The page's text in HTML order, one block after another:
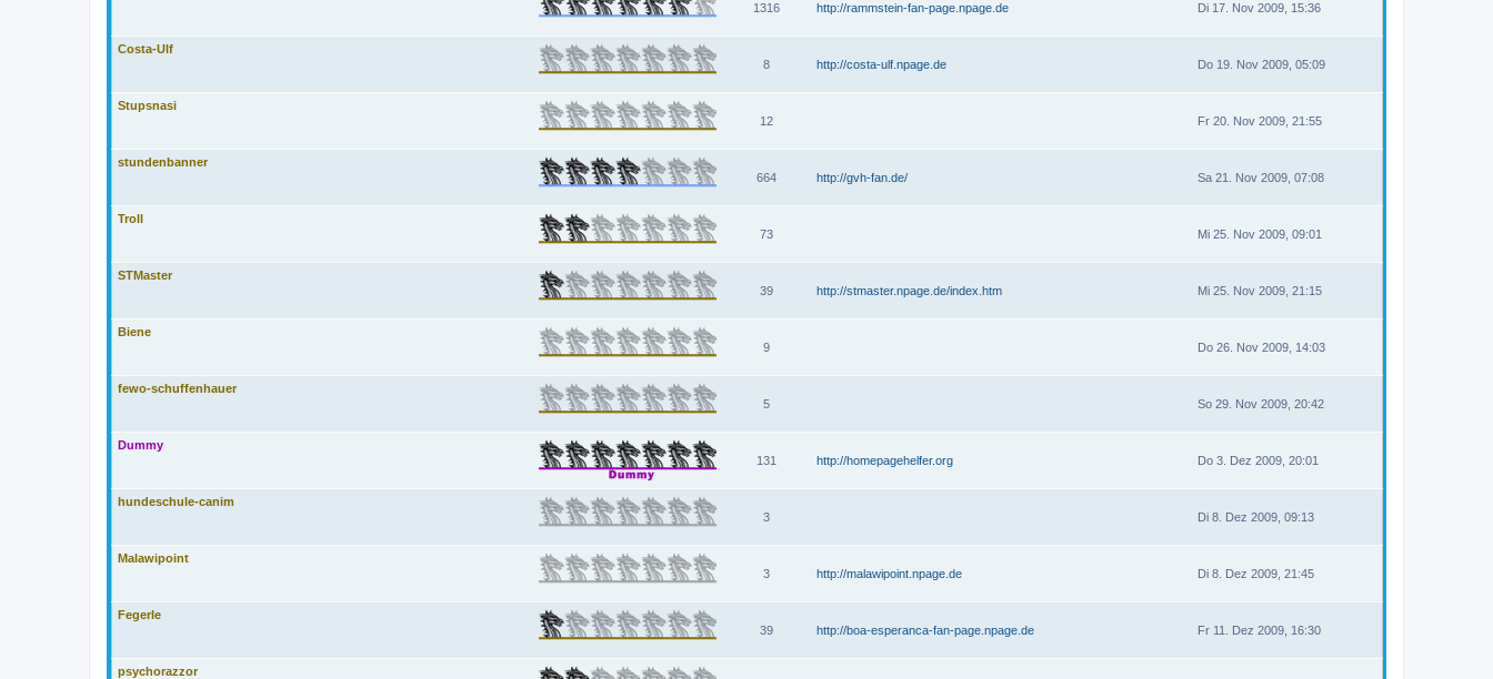
1316
http://rammstein-fan-page.npage.de Di 17. Nov 2009, 15:36
Costa-Ulf
8
http://costa-ulf.npage.de Do 19. Nov 2009, 05:09
Stupsnasi
12
Fr 20. Nov 2009, 21:55
stundenbanner
664
http://gvh-fan.de/ Sa 21. Nov 2009, 07:08
Troll
73
Mi 25. Nov 2009, 09:01
STMaster
39
http://stmaster.npage.de/index.htm Mi 25. Nov 2009, 21:15
Biene
9
Do 26. Nov 2009, 14:03
fewo-schuffenhauer
5
So 29. Nov 2009, 20:42
Dummy
131
http://homepagehelfer.org Do 3. Dez 2009, 20:01
hundeschule-canim
3
Di 8. Dez 2009, 09:13
Malawipoint
3
http://malawipoint.npage.de Di 8. Dez 2009, 21:45
Fegerle
39
http://boa-esperanca-fan-page.npage.de Fr 11. Dez 2009, 16:30
psychorazzor